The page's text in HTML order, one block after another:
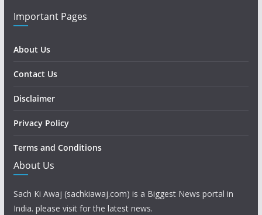
Important Pages
About Us
Contact Us
Disclaimer
Privacy Policy
Terms and Conditions
About Us
Sach Ki Awaj (sachkiawaj.com) is a Biggest News portal in
India. please visit for the latest news.